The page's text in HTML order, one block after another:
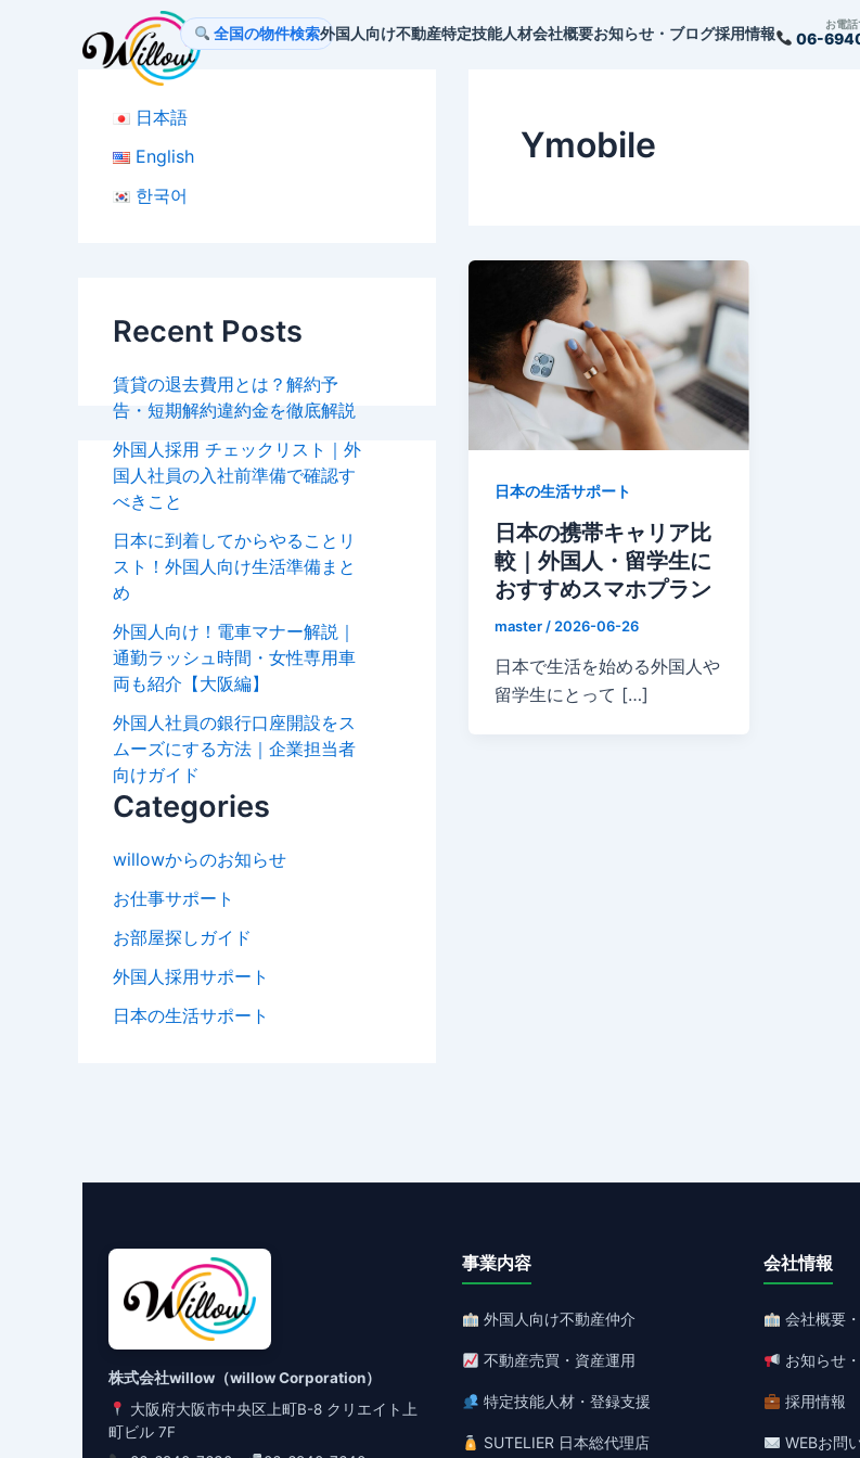
全国の物件検索外国人向け不動産特定技能人材会社概要お知らせ・ブログ採用情報
お電
06-
日本語
English
한국어
Recent Posts
賃貸の退去費用とは？解約予
告・短期解約違約金を徹底解説
外国人採用 チェックリスト｜外
国人社員の入社前準備で確認す
べきこと
日本に到着してからやることリ
スト！外国人向け生活準備まと
め
外国人向け！電車マナー解説｜
通勤ラッシュ時間・女性専用車
両も紹介【大阪編】
外国人社員の銀行口座開設をス
ムーズにする方法｜企業担当者
向けガイド
Categories
willowからのお知らせ
お仕事サポート
お部屋探しガイド
外国人採用サポート
日本の生活サポート
Ymobile
日本の生活サポート
日本の携帯キャリア比
較｜外国人・留学生に
おすすめスマホプラン
master / 2026-06-26
日本で生活を始める外国人や
留学生にとって […]
株式会社willow（willow Corporation）
大阪府大阪市中央区上町B-8 クリエイト上
町ビル 7F
事業内容
外国人向け不動産仲介
不動産売買・資産運用
特定技能人材・登録支援
SUTELIER 日本総代理店
会社情報
会社概要
お知らせ
採用情報
WEBお問